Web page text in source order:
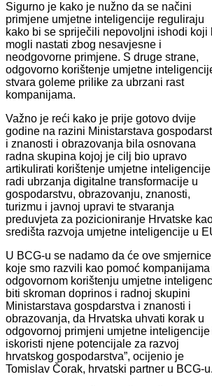
Sigurno je kako je nužno da se načini
primjene umjetne inteligencije reguliraju
kako bi se spriječili nepovoljni ishodi koji
mogli nastati zbog nesavjesne i
neodgovorne primjene. S druge strane,
odgovorno korištenje umjetne
stvara goleme prilike za ubrzani rast
kompanijama.
Važno je reći kako je prije gotovo dvije
godine na razini Ministarstava
i znanosti i obrazovanja bila osnovana
radna skupina kojoj je cilj bio upravo
artikulirati korištenje umjetne inteligencije
radi ubrzanja digitalne transformacije u
gospodarstvu, obrazovanju, znanosti,
turizmu i javnoj upravi te stvaranja
preduvjeta za pozicioniranje Hrvatske
središta razvoja umjetne inteligencije u
U BCG-u se nadamo da će ove smjernice
koje smo razvili kao pomoć kompanijama
odgovornom korištenju umjetne
biti skroman doprinos i radnoj skupini
Ministarstava gospdarstva i znanosti i
obrazovanja, da Hrvatska uhvati korak u
odgovornoj primjeni umjetne inteligencije
iskoristi njene potencijale za razvoj
hrvatskog gospodarstva”, ocijenio je
Tomislav Čorak, hrvatski partner u BCG-u.